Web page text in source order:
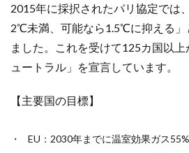
2015年に採択されたパリ協定では
2℃未満、可能なら1.5℃に抑える」
ました。これを受けて125カ国以
ュートラル」を宣言しています。
【主要国の目標】
EU：2030年までに温室効果ガス